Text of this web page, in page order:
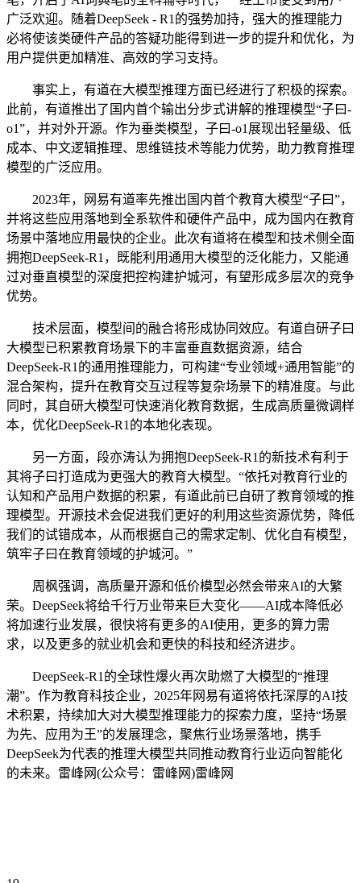
广泛欢迎。随着DeepSeek - R1的强势加持，强大的推理能力
必将使该类硬件产品的答疑功能得到进一步的提升和优化，为
用户提供更加精准、高效的学习支持。
事实上，有道在大模型推理方面已经进行了积极的探索。
此前，有道推出了国内首个输出分步式讲解的推理模型“子曰-
o1”，并对外开源。作为垂类模型，子曰-o1展现出轻量级、低
成本、中文逻辑推理、思维链技术等能力优势，助力教育推理
模型的广泛应用。
2023年，网易有道率先推出国内首个教育大模型“子曰”，
并将这些应用落地到全系软件和硬件产品中，成为国内在教育
场景中落地应用最快的企业。此次有道将在模型和技术侧全面
拥抱DeepSeek-R1，既能利用通用大模型的泛化能力，又能通
过对垂直模型的深度把控构建护城河，有望形成多层次的竞争
优势。
技术层面，模型间的融合将形成协同效应。有道自研子曰
大模型已积累教育场景下的丰富垂直数据资源，结合
DeepSeek-R1的通用推理能力，可构建“专业领域+通用智能”的
混合架构，提升在教育交互过程等复杂场景下的精准度。与此
同时，其自研大模型可快速消化教育数据，生成高质量微调样
本，优化DeepSeek-R1的本地化表现。
另一方面，段亦涛认为拥抱DeepSeek-R1的新技术有利于
其将子曰打造成为更强大的教育大模型。“依托对教育行业的
认知和产品用户数据的积累，有道此前已自研了教育领域的推
理模型。开源技术会促进我们更好的利用这些资源优势，降低
我们的试错成本，从而根据自己的需求定制、优化自有模型，
筑牢子曰在教育领域的护城河。”
周枫强调，高质量开源和低价模型必然会带来AI的大繁
荣。DeepSeek将给千行万业带来巨大变化——AI成本降低必
将加速行业发展，很快将有更多的AI使用，更多的算力需
求，以及更多的就业机会和更快的科技和经济进步。
DeepSeek-R1的全球性爆火再次助燃了大模型的“推理
潮”。作为教育科技企业，2025年网易有道将依托深厚的AI技
术积累，持续加大对大模型推理能力的探索力度，坚持“场景
为先、应用为王”的发展理念，聚焦行业场景落地，携手
DeepSeek为代表的推理大模型共同推动教育行业迈向智能化
的未来。雷峰网(公众号：雷峰网)雷峰网